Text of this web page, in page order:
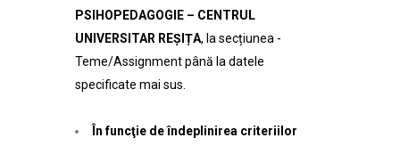
PSIHOPEDAGOGIE – CENTRUL
UNIVERSITAR REȘIȚA, la secțiunea -
Teme/Assignment până la datele
specificate mai sus.
În funcţie de îndeplinirea criteriilor